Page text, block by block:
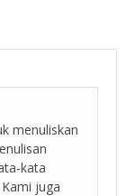
menuliskan
kata
juga